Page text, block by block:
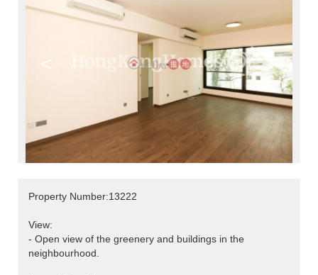
< >
Property Number:13222
View:
- Open view of the greenery and buildings in the
neighbourhood.